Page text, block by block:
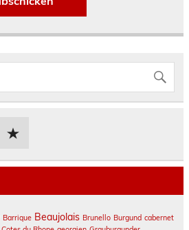
Barrique Beaujolais Brunello Burgund cabernet